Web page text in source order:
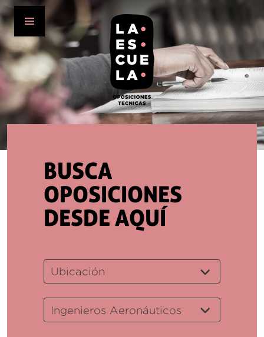
BUSCA
OPOSICIONES
DESDE AQUÍ